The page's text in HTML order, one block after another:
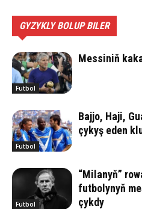
GYZYKLY BOLUP BILER
Futbol
Messiniň
Futbol
Bajjo, Haji,
çykyş eden
Futbol
“Milanyň”
futbolynyň
çykdy